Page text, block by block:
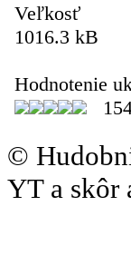
Veľkosť
1016.3 kB
Hodnotenie
©
YT a skôr